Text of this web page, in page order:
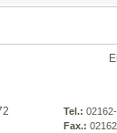
Tel.:
Fax.: